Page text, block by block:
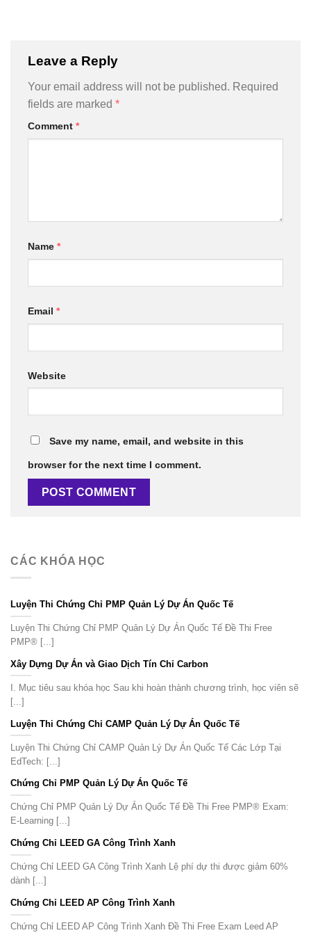
Leave a Reply
Your email address will not be published. Required
fields are marked *
Comment *
Name *
Email *
Website
Save my name, email, and website in this
browser for the next time I comment.
CÁC KHÓA HỌC
Luyện Thi Chứng Chỉ PMP Quản Lý Dự Án Quốc Tế
Luyện Thi Chứng Chỉ PMP Quản Lý Dự Án Quốc Tế Đề Thi Free
PMP® [...]
Xây Dựng Dự Án và Giao Dịch Tín Chỉ Carbon
I. Mục tiêu sau khóa học Sau khi hoàn thành chương trình, học viên sẽ
[...]
Luyện Thi Chứng Chỉ CAMP Quản Lý Dự Án Quốc Tế
Luyện Thi Chứng Chỉ CAMP Quản Lý Dự Án Quốc Tế Các Lớp Tại
EdTech: [...]
Chứng Chỉ PMP Quản Lý Dự Án Quốc Tế
Chứng Chỉ PMP Quản Lý Dự Án Quốc Tế Đề Thi Free PMP® Exam:
E-Learning [...]
Chứng Chỉ LEED GA Công Trình Xanh
Chứng Chỉ LEED GA Công Trình Xanh Lệ phí dự thi được giảm 60%
dành [...]
Chứng Chỉ LEED AP Công Trình Xanh
Chứng Chỉ LEED AP Công Trình Xanh Đề Thi Free Exam Leed AP